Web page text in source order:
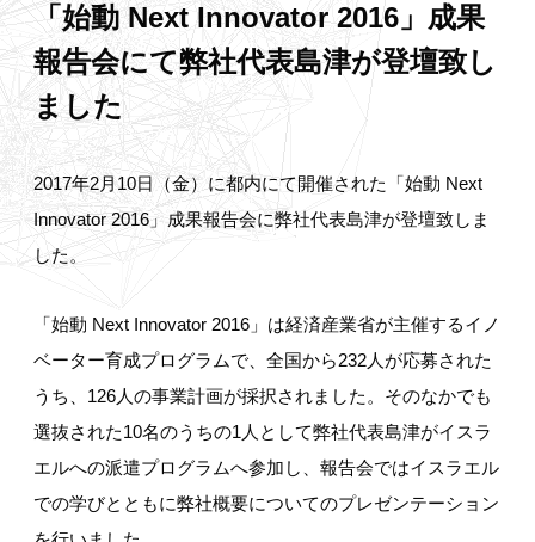
「始動 Next Innovator 2016」成果
報告会にて弊社代表島津が登壇致し
ました
2017年2月10日（金）に都内にて開催された「始動 Next
Innovator 2016」成果報告会に弊社代表島津が登壇致しま
した。
「始動 Next Innovator 2016」は経済産業省が主催するイノ
ベーター育成プログラムで、全国から232人が応募された
うち、126人の事業計画が採択されました。そのなかでも
選抜された10名のうちの1人として弊社代表島津がイスラ
エルへの派遣プログラムへ参加し、報告会ではイスラエル
での学びとともに弊社概要についてのプレゼンテーション